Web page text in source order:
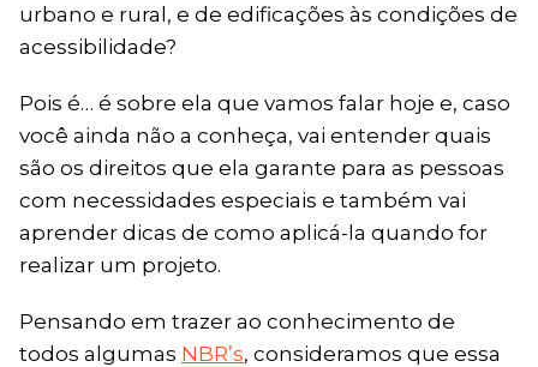
urbano e rural, e de edificações às condições de
acessibilidade?
Pois é… é sobre ela que vamos falar hoje e, caso
você ainda não a conheça, vai entender quais
são os direitos que ela garante para as pessoas
com necessidades especiais e também vai
aprender dicas de como aplicá-la quando for
realizar um projeto.
Pensando em trazer ao conhecimento de
todos algumas NBR’s, consideramos que essa